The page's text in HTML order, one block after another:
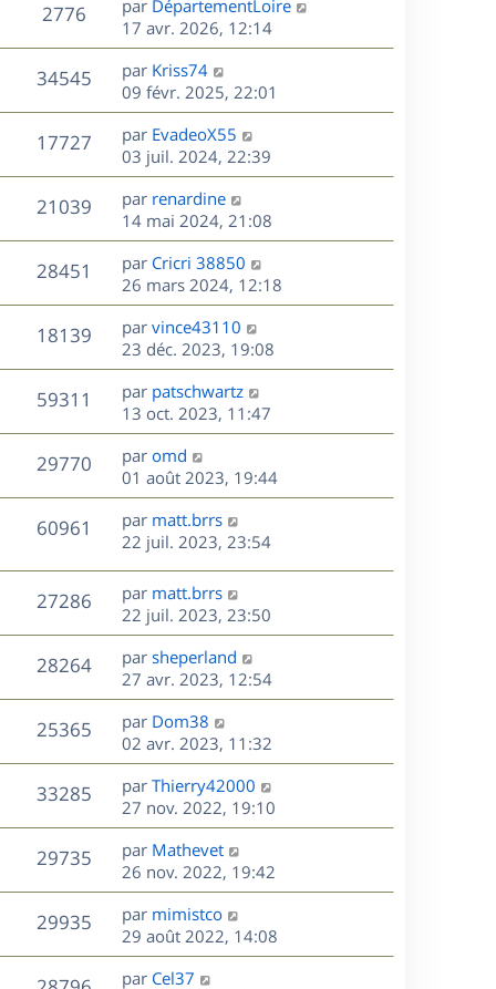
e
s
n
i
e
r
m
e
s
s
a
g
e
2776V
u
e
s
D
e
r
n
i
e
r
m
e
s
s
a
g
e
par DépartementLoire
17 avr. 2026, 12:14
34545V
u
s
D
e
r
n
i
e
r
m
e
s
s
a
g
e
par Kriss74
09 févr. 2025, 22:01
17727V
u
D
e
r
n
i
e
r
m
e
s
s
a
g
e
par EvadeoX55
03 juil. 2024, 22:39
21039V
u
s
D
e
r
n
i
e
r
m
e
s
s
a
g
e
par renardine
14 mai 2024, 21:08
28451
u
D
e
r
n
i
e
r
m
e
s
s
a
g
e
par Cricri 38850
26 mars 2024, 12:18
18139V
u
s
D
e
r
n
i
e
r
m
e
s
s
a
g
e
par vince43110
23 déc. 2023, 19:08
59311
u
D
e
r
n
i
e
r
m
e
s
s
a
g
e
par patschwartz
13 oct. 2023, 11:47
29770V
u
D
e
r
n
i
e
r
m
e
s
s
a
g
e
par omd
01 août 2023, 19:44
60961
u
e
D
e
n
i
e
r
m
e
s
s
a
g
e
par matt.brrs
22 juil. 2023, 23:54
27286V
u
D
e
r
n
i
e
r
m
e
s
s
a
g
e
par matt.brrs
22 juil. 2023, 23:50
28264V
u
D
e
r
n
i
e
r
m
e
s
s
a
g
e
par sheperland
27 avr. 2023, 12:54
25365V
u
D
e
r
n
i
e
r
m
e
s
s
a
par Dom38
02 avr. 2023, 11:32
33285V
u
D
e
r
n
i
e
r
m
e
s
par Thierry42000
27 nov. 2022, 19:10
29735V
u
D
e
r
n
i
e
r
par Mathevet
26 nov. 2022, 19:42
29935V
u
D
e
r
n
par mimistco
29 août 2022, 14:08
D
par Cel37